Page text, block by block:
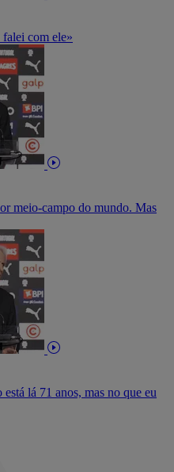
falei com ele»
meio-campo do mundo. Mas
lá 71 anos, mas no que eu